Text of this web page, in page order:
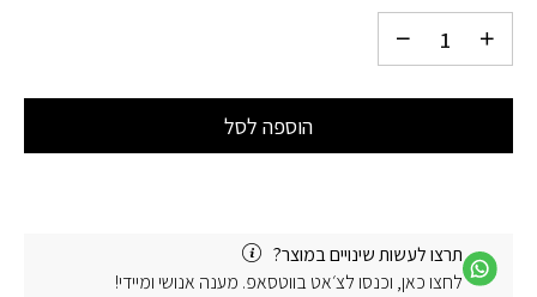
הוספה לסל
תרצו לעשות שינויים במוצר?
לחצו כאן, וכנסו לצ׳אט בווטסאפ. מענה אנושי ומיידי!